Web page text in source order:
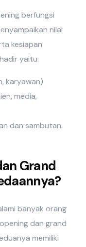
berfungsi
nilai
kesiapan
yaitu:
karyawan)
media,
dan sambutan.
Grand
banyak orang
dan grand
memiliki